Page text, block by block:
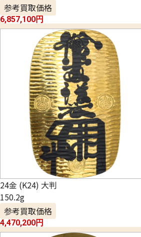
参考買取価格
6,857,100円
24金 (K24) 大判
150.2g
参考買取価格
4,470,200円